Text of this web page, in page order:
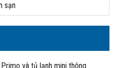
sạn
và tủ lạnh mini thông